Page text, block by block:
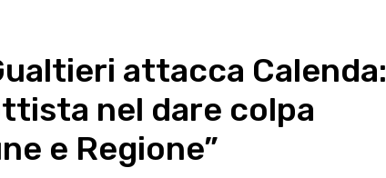
attacca Calenda:
nel dare colpa
e Regione”